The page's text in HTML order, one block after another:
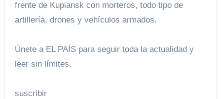
frente de Kupiansk con morteros, todo tipo de
artillería, drones y vehículos armados.
Únete a EL PAÍS para seguir toda la actualidad y
leer sin límites.
suscribir